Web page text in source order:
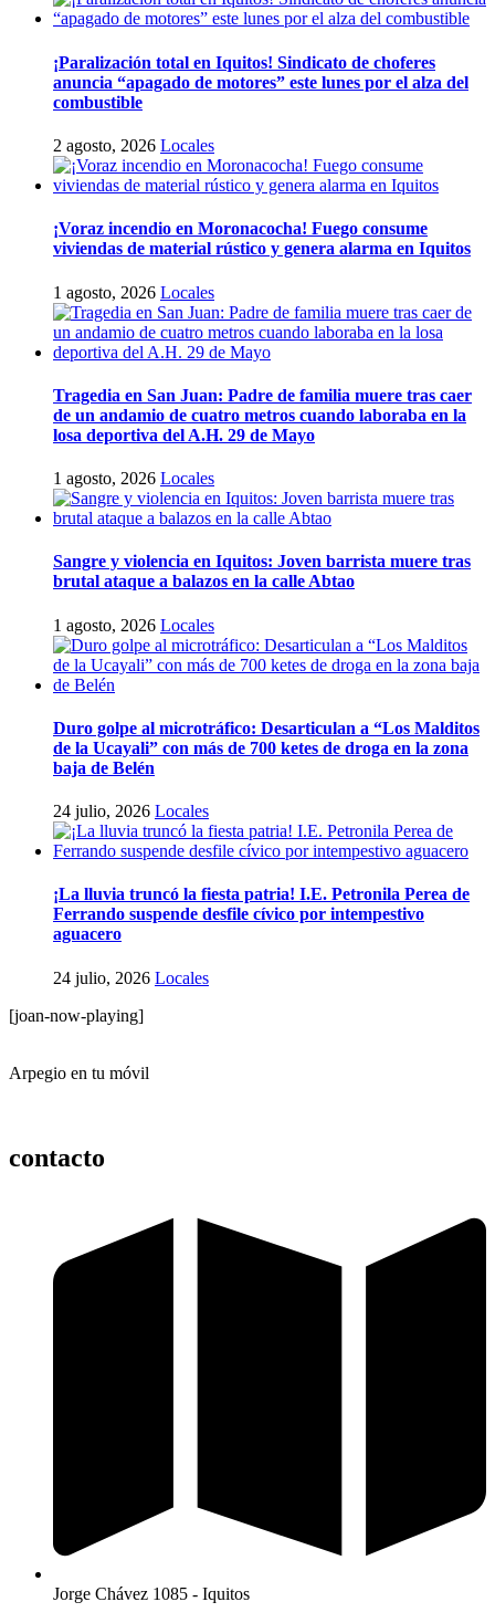
¡Paralización total en Iquitos! Sindicato de choferes
anuncia “apagado de motores” este lunes por el alza del
combustible
2 agosto, 2026 Locales
¡Voraz incendio en Moronacocha! Fuego consume
viviendas de material rústico y genera alarma en Iquitos
1 agosto, 2026 Locales
Tragedia en San Juan: Padre de familia muere tras caer
de un andamio de cuatro metros cuando laboraba en la
losa deportiva del A.H. 29 de Mayo
1 agosto, 2026 Locales
Sangre y violencia en Iquitos: Joven barrista muere tras
brutal ataque a balazos en la calle Abtao
1 agosto, 2026 Locales
Duro golpe al microtráfico: Desarticulan a “Los Malditos
de la Ucayali” con más de 700 ketes de droga en la zona
baja de Belén
24 julio, 2026 Locales
¡La lluvia truncó la fiesta patria! I.E. Petronila Perea de
Ferrando suspende desfile cívico por intempestivo
aguacero
24 julio, 2026 Locales
[joan-now-playing]
Arpegio en tu móvil
contacto
Jorge Chávez 1085 - Iquitos